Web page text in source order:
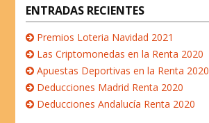
c
e
b
o
k
i
t
t
e
r
s
t
a
g
r
a
m
n
k
e
d
n
ENTRADAS RECIENTES
Premios Loteria Navidad 2021
Las Criptomonedas en la Renta 2020
Apuestas Deportivas en la Renta 2020
Deducciones Madrid Renta 2020
Deducciones Andalucía Renta 2020